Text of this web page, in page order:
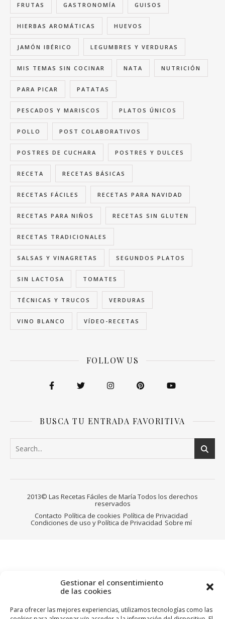
Gestionar el consentimiento
de las cookies
Para ofrecer las mejores experiencias, utilizamos tecnologías como las
FRUTAS GASTRONOMÍA GUISOS
HIERBAS AROMÁTICAS HUEVOS
JAMÓN IBÉRICO LEGUMBRES Y VERDURAS
MIS TEMAS SIN COCINAR NATA NUTRICIÓN
PARA PICAR PATATAS
PESCADOS Y MARISCOS PLATOS ÚNICOS
POLLO POST COLABORATIVOS
POSTRES DE CUCHARA POSTRES Y DULCES
RECETA RECETAS BÁSICAS
RECETAS FÁCILES RECETAS PARA NAVIDAD
RECETAS PARA NIÑOS RECETAS SIN GLUTEN
RECETAS TRADICIONALES
SALSAS Y VINAGRETAS SEGUNDOS PLATOS
SIN LACTOSA TOMATES
TÉCNICAS Y TRUCOS VERDURAS
VINO BLANCO VÍDEO-RECETAS
FOLLOW US
BUSCA TU ENTRADA FAVORITIVA
2013© Las Recetas Fáciles de María Todos los derechos
reservados
Contacto Política de cookies Política de Privacidad
Condiciones de uso y Política de Privacidad Sobre mí